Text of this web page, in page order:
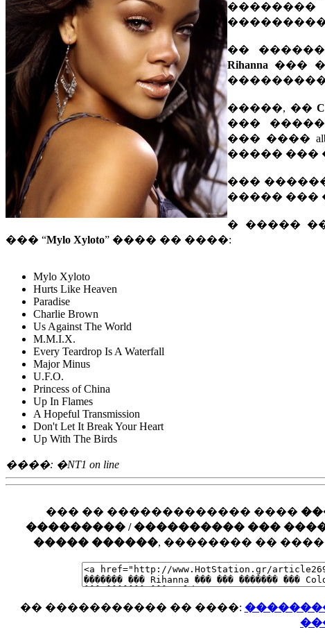
��
Rihanna ���
�����, ��
���
��� ����
����� ���
���
����� ���
� �����
��� “Mylo Xyloto” ���� �� ����:
Mylo Xyloto
Hurts Like Heaven
Paradise
Charlie Brown
Us Against The World
M.M.I.X.
Every Teardrop Is A Waterfall
Major Minus
U.F.O.
Princess of China
Up In Flames
A Hopeful Transmission
Don't Let It Break Your Heart
Up With The Birds
����: �NT1 on line
��� �� ������������� ����
��������� / ���������� ��� ����
����� ������, �������� ��
�� ����������� �� ����:
���